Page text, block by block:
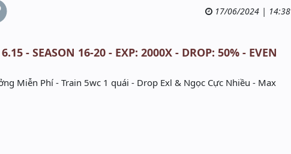
17/06/2024 | 14:38
- SEASON 16-20 - EXP: 2000X - DROP: 50% - EVEN
Miễn Phí - Train 5wc 1 quái - Drop Exl & Ngọc Cực Nhiều - Max